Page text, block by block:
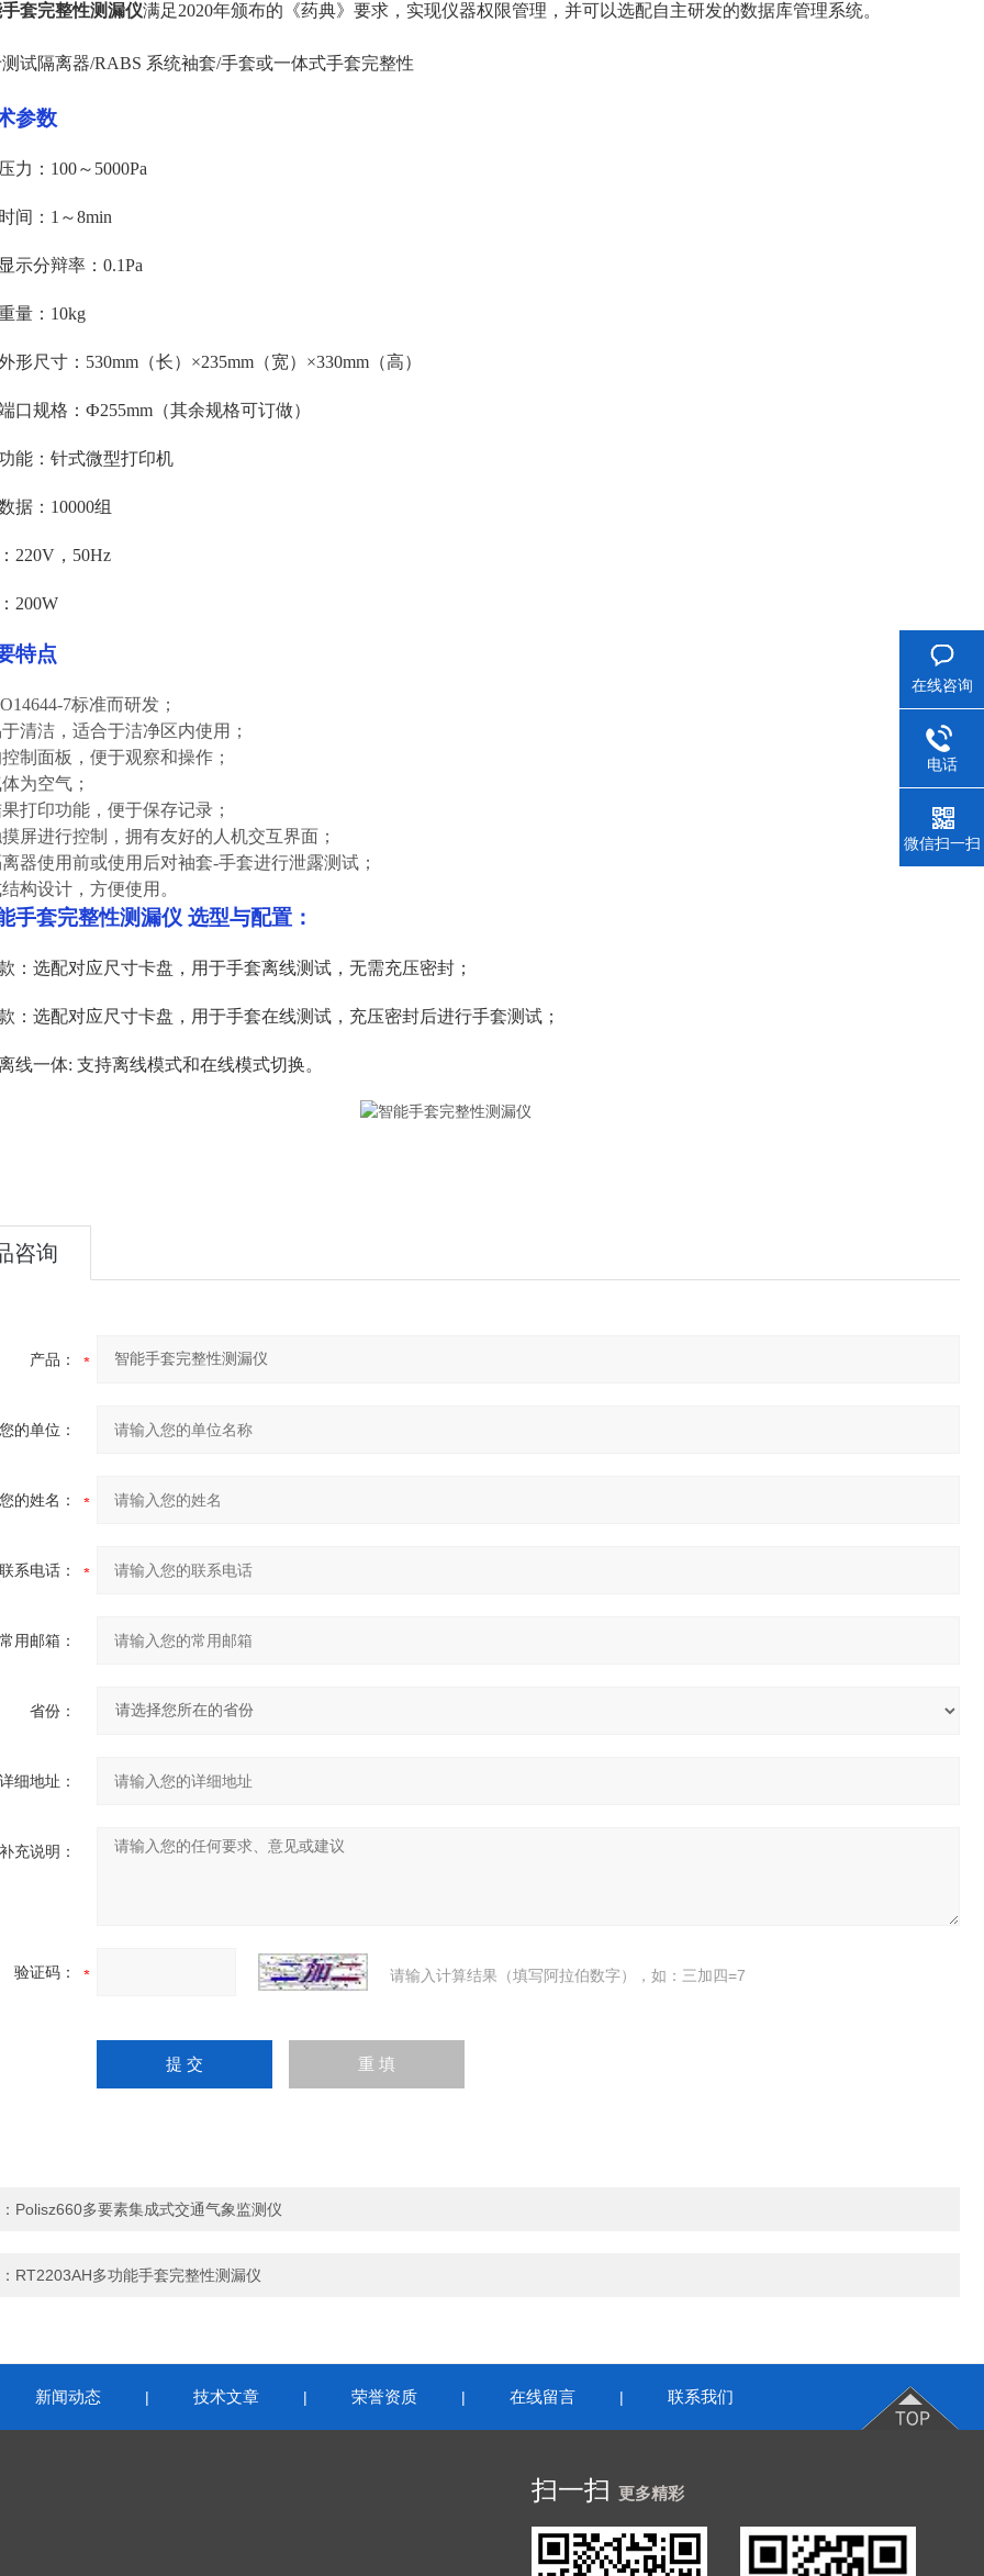
套完整性测漏仪满足2020年颁布的《药典》要求，实现仪器权限管理，并可以选配自主研发的数据库管理系统。
试隔离器/RABS 系统袖套/手套或一体式手套完整性
参数
力： 100～5000Pa
间： 1～8min
示分辩率： 0.1Pa
量： 10kg
形尺寸： 530mm（长）×235mm（宽）×330mm（高）
口规格： Ф255mm（其余规格可订做）
能：针式微型打印机
据： 10000组
220V，50Hz
200W
特点
7标准而研发；
清洁，适合于洁净区内使用；
制面板，便于观察和操作；
为空气；
打印功能，便于保存记录；
屏进行控制，拥有友好的人机交互界面；
器使用前或使用后对袖套-手套进行泄露测试；
构设计，方便使用 。
手套完整性测漏仪 选型与配置：
：选配对应尺寸卡盘，用于手套离线测试，无需充压密封；
：选配对应尺寸卡盘，用于手套在线测试，充压密封后进行手套测试；
线一体: 支持离线模式和在线模式切换。
咨询
产品：
您的单位：
您的姓名：
联系电话：
常用邮箱：
省份：
详细地址：
补充说明：
验证码： 请输入计算结果（填写阿拉伯数字），如：三加四=7
Polisz660多要素集成式交通气象监测仪
RT2203AH多功能手套完整性测漏仪
新闻动态 | 技术文章 | 荣誉资质 | 在线留言 | 联系我们
扫一扫 更多精彩
在线咨询
电话
微信扫一扫